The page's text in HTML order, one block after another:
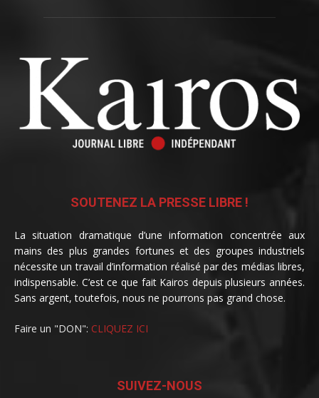
SOUTENEZ LA PRESSE LIBRE !
La situation dramatique d’une information concentrée aux
mains des plus grandes fortunes et des groupes industriels
nécessite un travail d’information réalisé par des médias libres,
indispensable. C’est ce que fait Kairos depuis plusieurs années.
Sans argent, toutefois, nous ne pourrons pas grand chose.
Faire un "DON": CLIQUEZ ICI
SUIVEZ-NOUS